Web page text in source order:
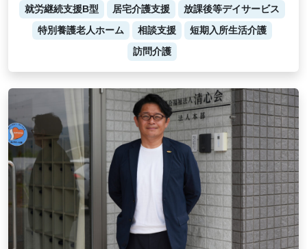
就労継続支援B型
居宅介護支援
放課後等デイサービス
特別養護老人ホーム
相談支援
短期入所生活介護
訪問介護